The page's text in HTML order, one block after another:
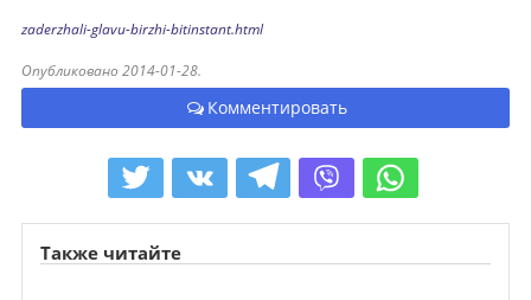
zaderzhali-glavu-birzhi-bitinstant.html
Опубликовано 2014-01-28.
Комментировать
Также читайте